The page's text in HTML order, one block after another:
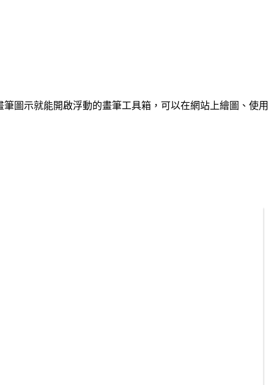
圖示就能開啟浮動的畫筆工具箱，可以在網站上繪圖、使用